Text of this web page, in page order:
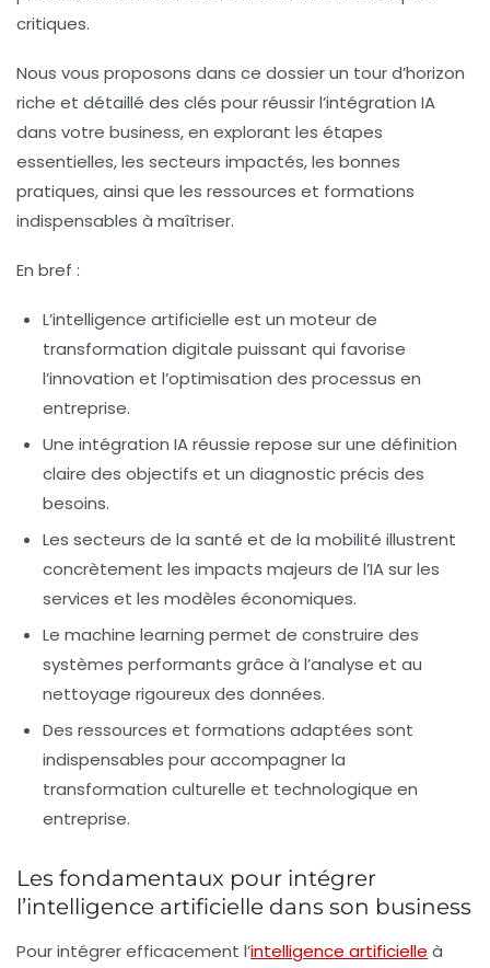
critiques.
Nous vous proposons dans ce dossier un tour d’horizon
riche et détaillé des clés pour réussir l’intégration IA
dans votre business, en explorant les étapes
essentielles, les secteurs impactés, les bonnes
pratiques, ainsi que les ressources et formations
indispensables à maîtriser.
En bref :
L’intelligence artificielle est un moteur de
transformation digitale puissant qui favorise
l’innovation et l’optimisation des processus en
entreprise.
Une intégration IA réussie repose sur une définition
claire des objectifs et un diagnostic précis des
besoins.
Les secteurs de la santé et de la mobilité illustrent
concrètement les impacts majeurs de l’IA sur les
services et les modèles économiques.
Le machine learning permet de construire des
systèmes performants grâce à l’analyse et au
nettoyage rigoureux des données.
Des ressources et formations adaptées sont
indispensables pour accompagner la
transformation culturelle et technologique en
entreprise.
Les fondamentaux pour intégrer
l’intelligence artificielle dans son business
Pour intégrer efficacement l’intelligence artificielle à